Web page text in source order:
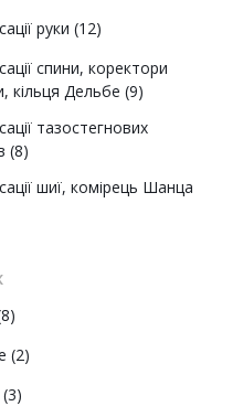
руки (12)
спини, коректори
кільця Дельбе (9)
тазостегнових
(8)
шиї, комірець Шанца
(2)
(3)